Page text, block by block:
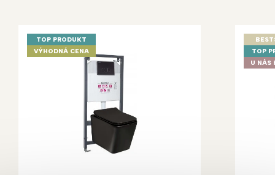
TOP PRODUKT
VÝHODNÁ CENA
TOP
U NÁS